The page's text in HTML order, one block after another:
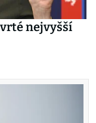
nejvyšší